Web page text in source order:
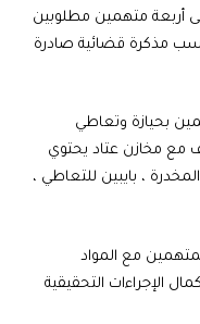
أربعة متهمين مطلوبين
(٤٤٤ سرقة ) وحسب مذكرة قضائية صادرة
“تم القاء القبض على 4 متهمين بحيازة وتعاطي
مع مخازن عتاد يحتوي
المخدرة ، بايبين للتعاطي ،
مع المواد
الإجراءات التحقيقية